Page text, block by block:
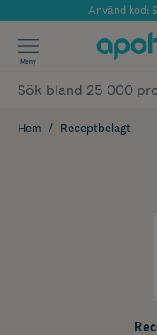
Använd kod:
✓
Meny
Hem Receptbelagt